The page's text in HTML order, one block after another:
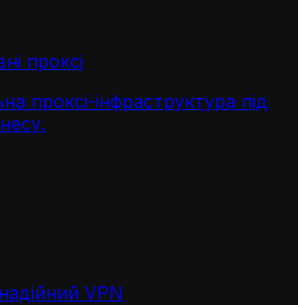
проксі
проксі-інфраструктура під
VPN